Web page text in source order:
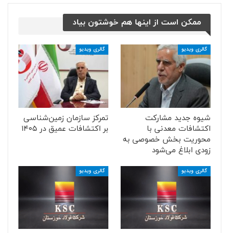
ممکن است از اینها هم خوشتون بیاد
گالری ویدیو
شیوه جدید مشارکت
اکتشافات معدنی با
محوریت بخش خصوصی به
زودی ابلاغ می‌شود
گالری ویدیو
تمرکز سازمان زمین‌شناسی
بر اکتشافات عمیق در ۱۴۰۵
گالری ویدیو گالری ویدیو